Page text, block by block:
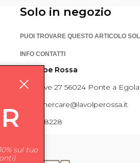
Solo in negozio
PUOI TROVARE QUESTO ARTICOLO
INFO CONTATTI
La Volpe Rossa
Via Piave 27 56024 Ponte a Egola
customercare@lavolperossa.it
0571498228
sul tuo